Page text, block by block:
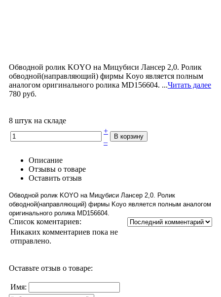
Обводной ролик KOYO на Мицубиси Лансер 2,0. Ролик
обводной(направляющий) фирмы Koyo является полным
аналогом оригинального ролика MD156604. ...Читать далее
780 руб.
8 штук на складе
+
–
Описание
Отзывы о товаре
Оставить отзыв
Обводной ролик KOYO на Мицубиси Лансер 2,0.
Ролик
обводной(направляющий) фирмы Koyo является полным аналогом
оригинального ролика MD156604.
Список коментариев:
Никаких комментариев пока не
отправлено.
Оставьте отзыв о товаре:
Имя: